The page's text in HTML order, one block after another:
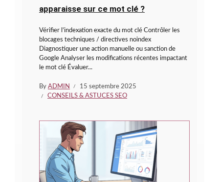
apparaisse sur ce mot clé ?
Vérifier l’indexation exacte du mot clé Contrôler les
blocages techniques / directives noindex
Diagnostiquer une action manuelle ou sanction de
Google Analyser les modifications récentes impactant
le mot clé Évaluer...
By ADMIN
15 septembre 2025
CONSEILS & ASTUCES SEO